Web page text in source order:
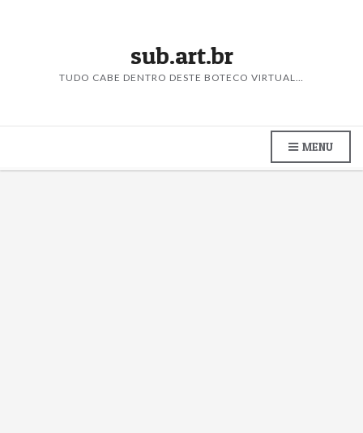
sub.art.br
TUDO CABE DENTRO DESTE BOTECO VIRTUAL…
MENU